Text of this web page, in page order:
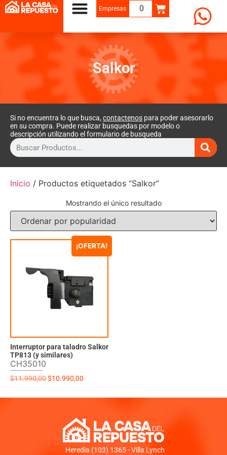
Empresas 0
Salkor
Si no encuentra lo que busca, contactenos para poder asesorarlo
en su compra. Puede realizar busquedas por modelo o
descripción utilizando el formulario de busqueda
Inicio / Productos etiquetados “Salkor”
Mostrando el único resultado
¡OFERTA!
Interruptor para taladro Salkor
TP813 (y similares)
CH35010
$11.990,00$10.990,00
Heredia (103) 1365 - Villa Lynch